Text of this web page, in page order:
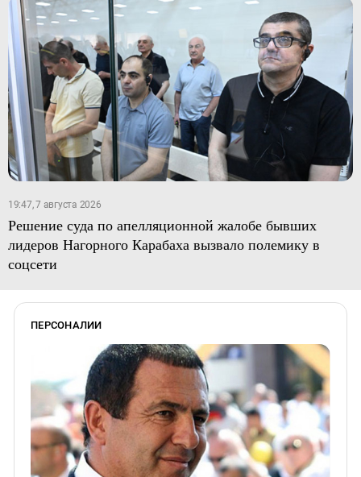
19:47, 7 августа 2026
Решение суда по апелляционной жалобе бывших
лидеров Нагорного Карабаха вызвало полемику в
соцсети
ПЕРСОНАЛИИ